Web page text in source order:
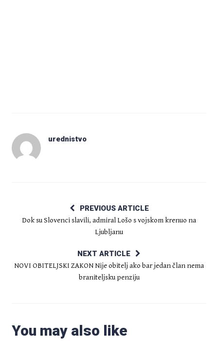
urednistvo
PREVIOUS ARTICLE
Dok su Slovenci slavili, admiral Lošo s vojskom krenuo na
Ljubljanu
NEXT ARTICLE
NOVI OBITELJSKI ZAKON Nije obitelj ako bar jedan član nema
braniteljsku penziju
You may also like